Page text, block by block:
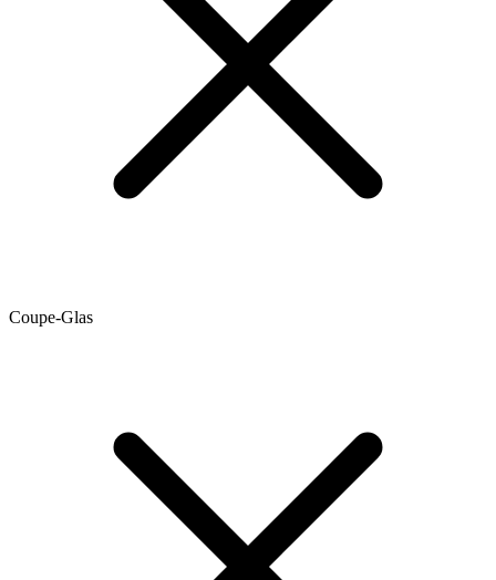
Coupe-Glas